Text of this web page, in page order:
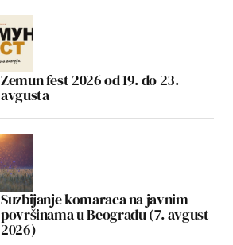
Zemun fest 2026 od 19. do 23.
avgusta
Suzbijanje komaraca na javnim
površinama u Beogradu (7. avgust
2026)